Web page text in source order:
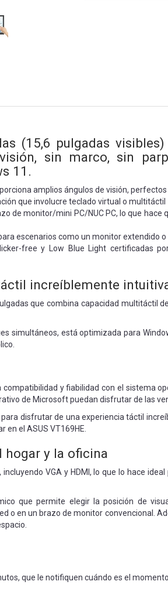
(15,6 pulgadas
sin marco, sin
11.
amplios ángulos de visión,
que involucre teclado virtual o multitáctil
de monitor/mini PC/NUC PC, lo que hace
escenarios como un monitor extendido o
free y Low Blue Light certificadas
increíblemente
que combina capacidad multitáctil
simultáneos, está optimizada para
y fiabilidad con el sistema
de Microsoft puedan disfrutar de las
disfrutar de una experiencia táctil
en el ASUS VT169HE.
hogar y la oficina
VGA y HDMI, lo que lo hace
que permite elegir la posición de
o en un brazo de monitor convencional.
que le notifiquen cuándo es el